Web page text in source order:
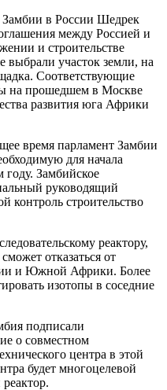
Замбии в России Шедрек
между Россией и
и строительстве
выбрали участок земли, на
Соответствующие
на прошедшем в Москве
развития юга Африки
время парламент Замбии
для начала
Замбийское
руководящий
контроль строительство
реактору,
отказаться от
и Южной Африки. Более
изотопы в соседние
подписали
о совместном
центра в этой
будет многоцелевой